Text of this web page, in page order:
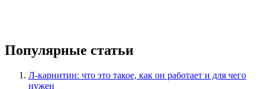
Популярные статьи
Л-карнитин: что это такое, как он работает и для чего
нужен